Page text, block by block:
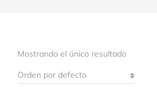
Mostrando el único resultado